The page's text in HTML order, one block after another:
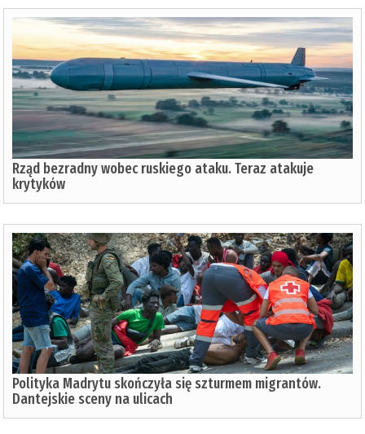
Rząd bezradny wobec ruskiego ataku. Teraz atakuje
krytyków
Polityka Madrytu skończyła się szturmem migrantów.
Dantejskie sceny na ulicach